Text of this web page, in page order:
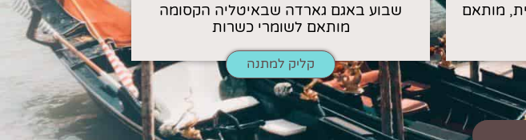
מותאם
שבוע באגם גארדה שבאיטליה הקסומה
מותאם לשומרי כשרות
קליק למתנה